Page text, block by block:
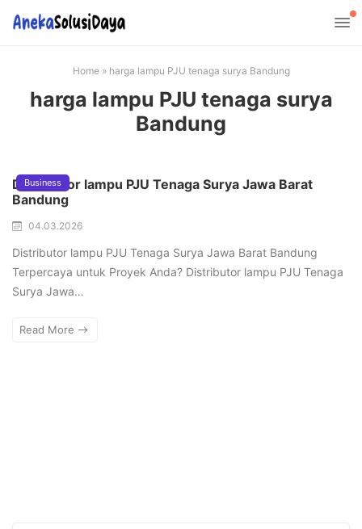
Home» harga lampu PJU tenaga surya Bandung
harga lampu PJU tenaga surya
Bandung
Business
Distributor lampu PJU Tenaga Surya Jawa Barat
Bandung
04.03.2026
Distributor lampu PJU Tenaga Surya Jawa Barat Bandung
Terpercaya untuk Proyek Anda? Distributor lampu PJU Tenaga
Surya Jawa…
Read More